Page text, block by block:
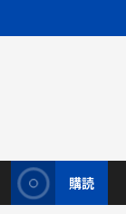
購読